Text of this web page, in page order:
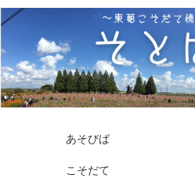
あそびば
こそだて